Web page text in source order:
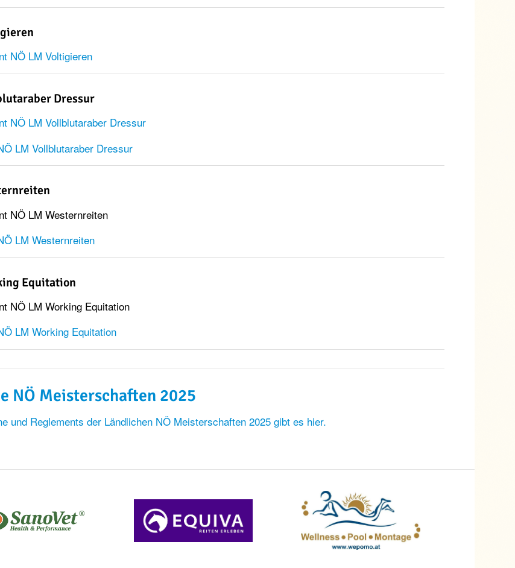
NÖ LM Voltigieren
Dressur
NÖ LM Vollblutaraber Dressur
LM Vollblutaraber Dressur
NÖ LM Westernreiten
LM Westernreiten
Equitation
NÖ LM Working Equitation
LM Working Equitation
NÖ Meisterschaften 2025
und Reglements der Ländlichen NÖ Meisterschaften 2025 gibt es hier.